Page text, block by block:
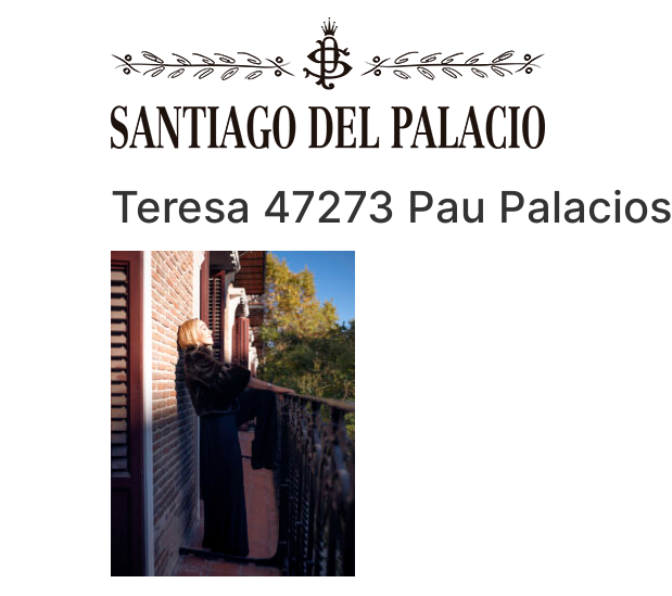
Teresa 47273 Pau Palacios